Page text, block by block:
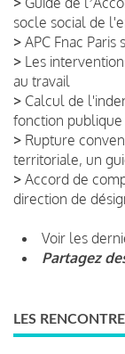
socle social de
> APC Fnac
> Les
au travail
> Calcul de
fonction publique
> Rupture
territoriale, un
> Accord de
direction de
Voir les
Partagez
LES